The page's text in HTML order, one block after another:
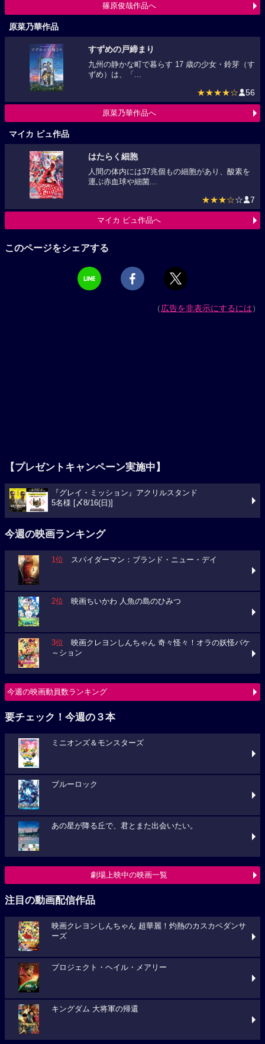
篠原俊哉作品へ
原菜乃華作品
すずめの戸締まり
九州の静かな町で暮らす 17 歳の少女・鈴芽（す
ずめ）は、「...
★★★★☆ 56
原菜乃華作品へ
マイカ ピュ作品
はたらく細胞
人間の体内には37兆個もの細胞があり、酸素を
運ぶ赤血球や細菌...
★★★☆☆ 7
マイカ ピュ作品へ
このページをシェアする
（広告を非表示にするには）
【プレゼントキャンペーン実施中】
『グレイ・ミッション』アクリルスタンド
5名様 [〆8/16(日)]
今週の映画ランキング
1位 スパイダーマン：ブランド・ニュー・デイ
2位 映画ちいかわ 人魚の島のひみつ
3位 映画クレヨンしんちゃん 奇々怪々！オラの妖怪バケ
～ション
今週の映画動員数ランキング
要チェック！今週の３本
ミニオンズ＆モンスターズ
ブルーロック
あの星が降る丘で、君とまた出会いたい。
劇場上映中の映画一覧
注目の動画配信作品
映画クレヨンしんちゃん 超華麗！灼熱のカスカベダンサ
ーズ
プロジェクト・ヘイル・メアリー
キングダム 大将軍の帰還